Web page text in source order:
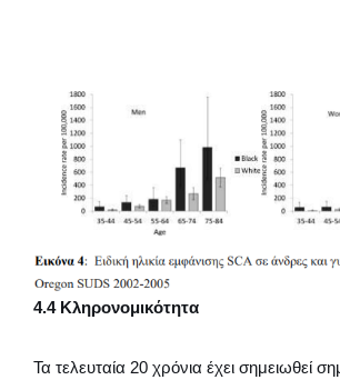
4.4 Κληρονομικότητα
Τα τελευταία 20 χρόνια έχει σημειωθεί